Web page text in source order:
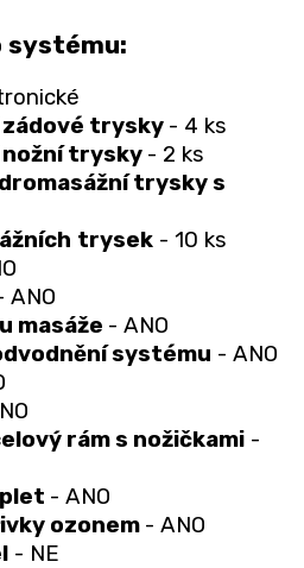
systému:
zádové trysky - 4 ks
nožní trysky - 2 ks
trysky s
trysek - 10 ks
masáže - ANO
systému - ANO
rám s nožičkami -
- ANO
ozonem - ANO
- NE